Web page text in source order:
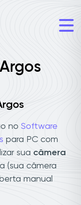
no Software
para PC com
sua câmera
(sua câmera
manual